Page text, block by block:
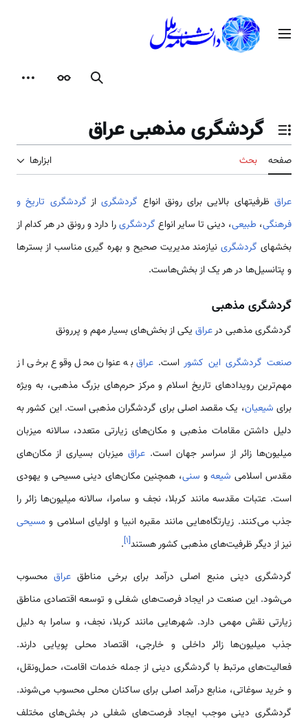
محتوامنوی اصلی
جستجوظاهر
تغییر وضعیت فهرست محتویات
گردشگری مذهبی عراق
صفحه بحث ابزارها
عراقظرفیتهای بالایی برای رونق انواع گردشگریاز گردشگری تاریخ و
فرهنگی، طبیعی، دینی تا سایر انواع گردشگریرا دارد و رونق در هر کدام از
بخشهای گردشگرینیازمند مدیریت صحیح و بهره ­گیری مناسب از بسترها
و پتانسیل‌ها در هر یک از بخش‌هاست.
گردشگری مذهبی
گردشگری مذهبی درعراق یکی از بخش‌های بسیار مهم و پررونق
صنعت گردشگری این کشور است.عراقبه عنوان محل وقوع برخی از
مهم‌ترین رویدادهای تاریخ اسلام و مرکز حرم‌های بزرگ مذهبی، به ویژه
برای شیعیان، یک مقصد اصلی برای گردشگران مذهبی است. این کشور به
دلیل داشتن مقامات مذهبی و مکان‌های زیارتی متعدد، سالانه میزبان
میلیون‌ها زائر از سراسر جهان است.عراق میزبان بسیاری از مکان‌های
مقدس اسلامی شیعهو سنی، همچنین مکان‌های دینی مسیحی و یهودی
است. عتبات مقدسه مانند کربلا، نجف و سامرا، سالانه میلیون‌ها زائر را
جذب می‌کنند. زیارتگاه‌هایی مانند مقبره انبیا و اولیای اسلامی و مسیحی
نیز از دیگر ظرفیت‌های مذهبی کشور هستند[۱]
.
گردشگری دینی منبع اصلی درآمد برای برخی مناطق عراقمحسوب
می‌شود. این صنعت در ایجاد فرصت‌های شغلی و توسعه اقتصادی مناطق
زیارتی نقش مهمی دارد. شهرهایی مانند کربلا، نجف، و سامرا به دلیل
جذب میلیون‌ها زائر داخلی و خارجی، اقتصاد محلی پویایی دارند.
فعالیت‌های مرتبط با گردشگری دینی از جمله خدمات اقامت، حمل‌ونقل،
و خرید سوغاتی، منابع درآمد اصلی برای ساکنان محلی محسوب می‌شوند.
گردشگری دینی موجب ایجاد فرصت‌های شغلی در بخش‌های مختلف